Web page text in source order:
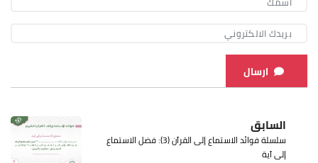
ارسال
السابق
سلسلة فوائد الاستماع إلى القرآن (3): فضل الاستماع
إلى آية